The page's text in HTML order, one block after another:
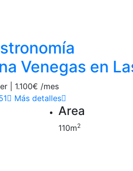
Venegas en
| 1.100€ /mes
Más detalles
Area
110m2